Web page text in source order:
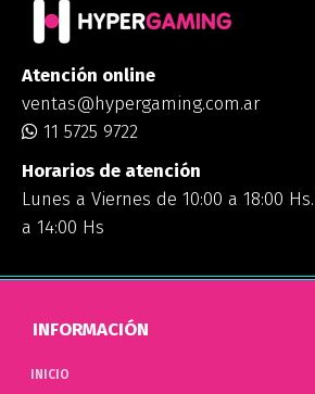
Atención online
ventas@hypergaming.com.ar
11 5725 9722
Horarios de atención
Lunes a Viernes de 10:00 a 18:00
a 14:00 Hs
INFORMACIÓN
INICIO